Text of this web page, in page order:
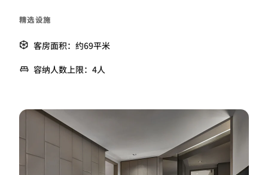
精选设施
客房面积：约69平米
容纳人数上限：4人